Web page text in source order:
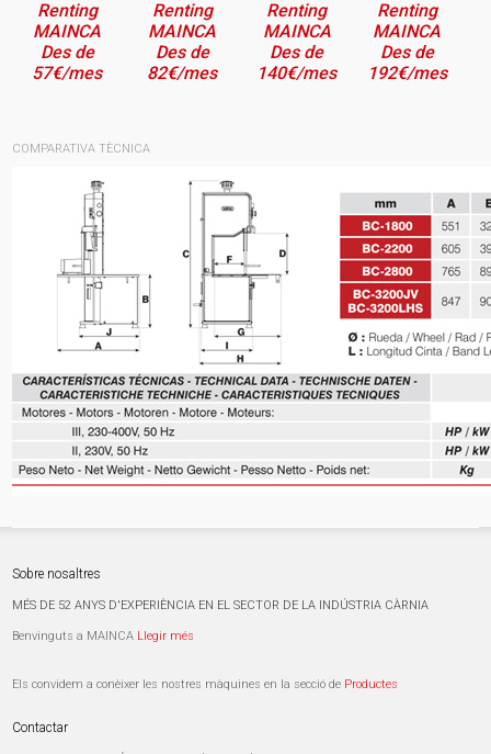
Renting
MAINCA
Des de
57€/mes
Renting
MAINCA
Des de
82€/mes
Renting
MAINCA
Des de
140€/mes
Renting
MAINCA
Des de
192€/mes
COMPARATIVA TÈCNICA
Sobre nosaltres
MÉS DE 52 ANYS D'EXPERIÈNCIA EN EL SECTOR DE LA INDÚSTRIA CÀRNIA
Benvinguts a MAINCA Llegir més
Els convidem a conèixer les nostres màquines en la secció de Productes
Contactar